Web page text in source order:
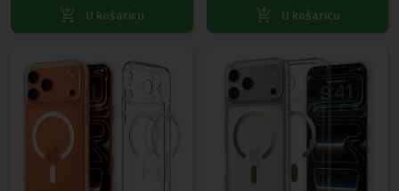
U košaricu U košaricu